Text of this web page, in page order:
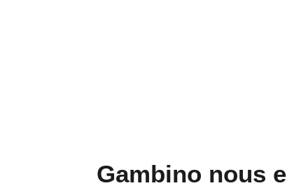
Gambino nous